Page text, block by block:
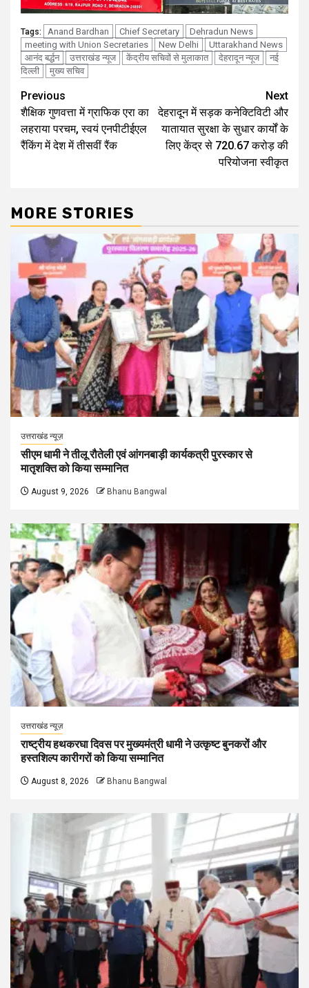
Tags: Anand Bardhan Chief Secretary
Dehradun News
meeting with Union Secretaries
New Delhi
Uttarakhand News
आनंद बर्द्धन
उत्तराखंड न्यूज केंद्रीय सचिवों से मुलाकात देहरादून न्यूज
नई
दिल्ली
मुख्य सचिव
Continue
Reading
Previous
शैक्षिक गुणवत्ता में ग्राफिक एरा का
लहराया परचम, स्वयं एनपीटीईएल
रैंकिंग में देश में तीसवीं रैंक
Next
देहरादून में सड़क कनेक्टिविटी और
यातायात सुरक्षा के सुधार कार्यों के
लिए केंद्र से 720.67 करोड़ की
परियोजना स्वीकृत
MORE STORIES
उत्तराखंड न्यूज़
सीएम धामी ने तीलू रौतेली एवं आंगनबाड़ी कार्यकत्री पुरस्कार से
मातृशक्ति को किया सम्मानित
August 9, 2026 Bhanu Bangwal
उत्तराखंड न्यूज़
राष्ट्रीय हथकरघा दिवस पर मुख्यमंत्री धामी ने उत्कृष्ट बुनकरों और
हस्तशिल्प कारीगरों को किया सम्मानित
August 8, 2026 Bhanu Bangwal